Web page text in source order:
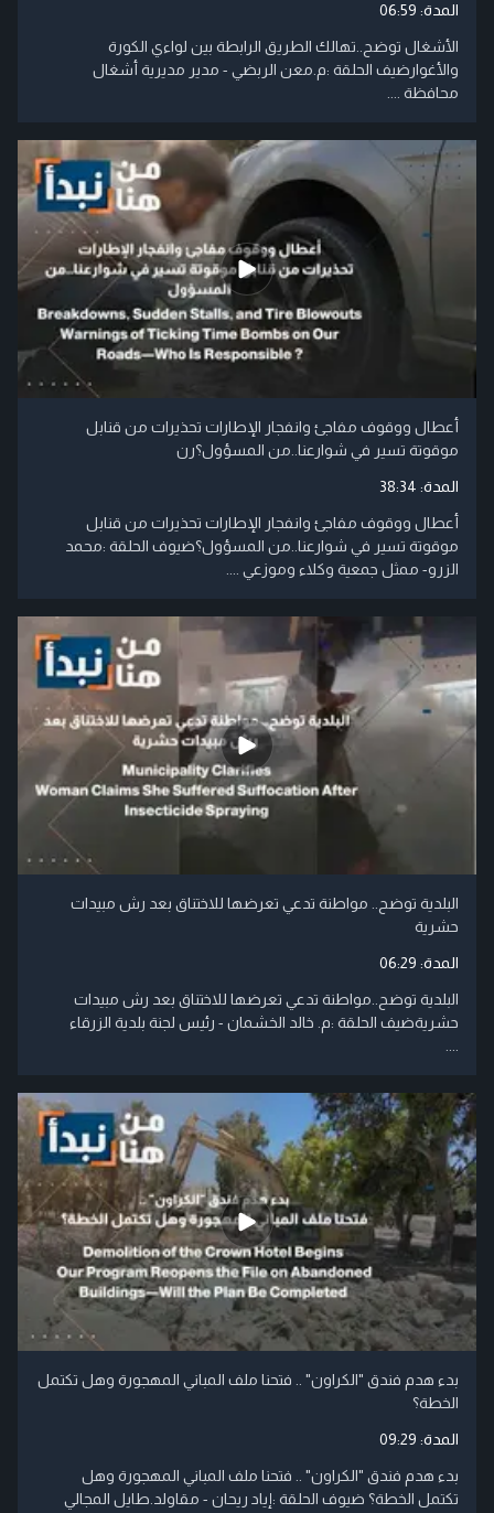
المدة: 06:59
الأشغال توضح..تهالك الطريق الرابطة بين لواءي الكورة
والأغوارضيف الحلقة :م.معن الربضي - مدير مديرية أشغال
محافظة ....
أعطال ووقوف مفاجئ وانفجار الإطارات تحذيرات من قنابل
موقوتة تسير في شوارعنا..من المسؤول؟رن
المدة: 38:34
أعطال ووقوف مفاجئ وانفجار الإطارات تحذيرات من قنابل
موقوتة تسير في شوارعنا..من المسؤول؟ضيوف الحلقة :محمد
الزرو- ممثل جمعية وكلاء وموزعي ....
البلدية توضح.. مواطنة تدعي تعرضها للاختناق بعد رش مبيدات
حشرية
المدة: 06:29
البلدية توضح..مواطنة تدعي تعرضها للاختناق بعد رش مبيدات
حشريةضيف الحلقة :م. خالد الخشمان - رئيس لجنة بلدية الزرقاء
بدء هدم فندق "الكراون" .. فتحنا ملف المباني المهجورة وهل تكتمل
الخطة؟
المدة: 09:29
بدء هدم فندق "الكراون" .. فتحنا ملف المباني المهجورة وهل
تكتمل الخطة؟ ضيوف الحلقة :إياد ريحان - مقاولد.طايل المجالي